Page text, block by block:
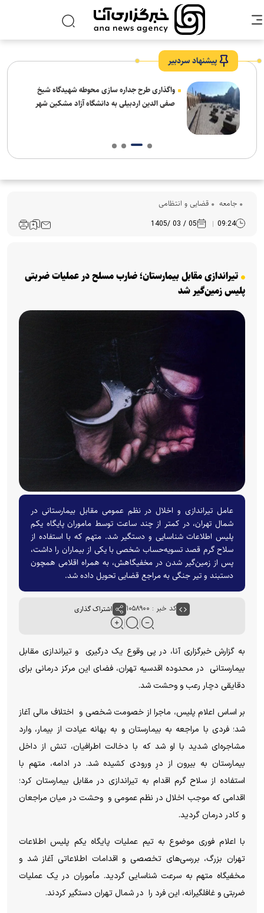
پیشنهاد سردبیر
واگذاری طرح جداره سازی محوطه شهیدگاه شیخ
صفی الدین اردبیلی به دانشگاه آزاد مشکین شهر
جامعه قضایی و انتظامی
09:24
05 / 03 /1405
تیراندازی مقابل بیمارستان؛ ضارب مسلح در عملیات ضربتی
پلیس زمین‌گیر شد
عامل تیراندازی و اخلال در نظم عمومی مقابل بیمارستانی در
شمال تهران، در کمتر از چند ساعت توسط ماموران پایگاه یکم
پلیس اطلاعات شناسایی و دستگیر شد. متهم که با استفاده از
سلاح گرم قصد تسویه‌حساب شخصی با یکی از بیماران را داشت،
پس از زمین‌گیر شدن در مخفیگاهش، به همراه اقلامی همچون
دستبند و تیر جنگی به مراجع قضایی تحویل داده شد.
کد خبر : ۱۰۵۸۹۰۰ اشتراک گذاری
به گزارش خبرگزاری آنا، در پی وقوع یک درگیری و تیراندازی مقابل
بیمارستانی در محدوده اقدسیه تهران، فضای این مرکز درمانی برای
دقایقی دچار رعب و وحشت شد.
بر اساس اعلام پلیس، ماجرا از خصومت شخصی و اختلاف مالی آغاز
شد؛ فردی با مراجعه به بیمارستان و به بهانه عیادت از بیمار، وارد
مشاجره‌ای شدید با او شد که با دخالت اطرافیان، تنش از داخل
بیمارستان به بیرون از درِ ورودی کشیده شد. در ادامه، متهم با
استفاده از سلاح گرم اقدام به تیراندازی در مقابل بیمارستان کرد؛
اقدامی که موجب اخلال در نظم عمومی و وحشت در میان مراجعان
و کادر درمان گردید.
با اعلام فوری موضوع به تیم عملیات پایگاه یکم پلیس اطلاعات
تهران بزرگ، بررسی‌های تخصصی و اقدامات اطلاعاتی آغاز شد و
مخفیگاه متهم به سرعت شناسایی گردید. مأموران در یک عملیات
ضربتی و غافلگیرانه، این فرد را در شمال تهران دستگیر کردند.